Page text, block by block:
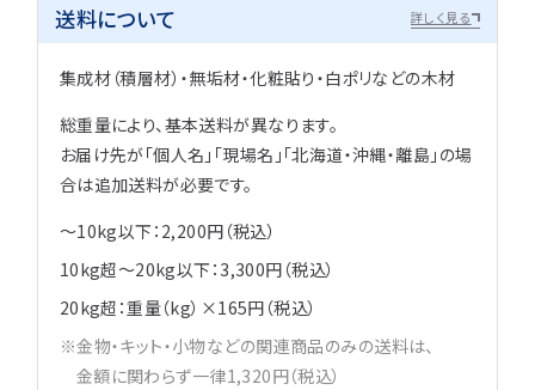
送料について 詳しく見る
集成材（積層材）・無垢材・化粧貼り・白ポリなどの木材
総重量により、基本送料が異なります。
お届け先が「個人名」「現場名」「北海道・沖縄・離島」の場
合は追加送料が必要です。
～10kg以下：2,200円（税込）
10kg超～20kg以下：3,300円（税込）
20kg超：重量（kg）×165円（税込）
金物・キット・小物などの関連商品のみの送料は、
金額に関わらず一律1,320円（税込）